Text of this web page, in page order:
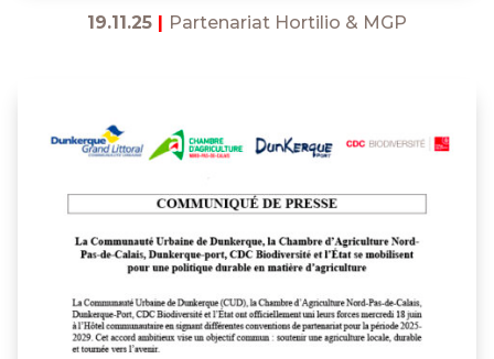
19.11.25 Partenariat Hortilio & MGP